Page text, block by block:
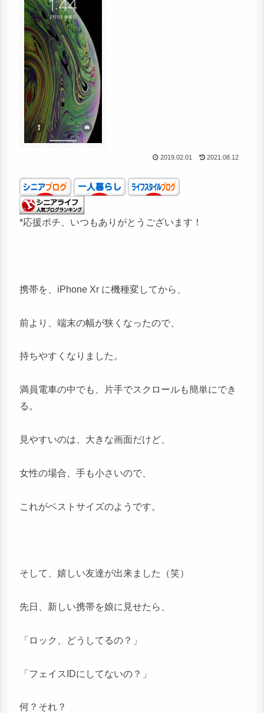
2019.02.01 2021.08.12
*応援ポチ、いつもありがとうございます！
携帯を、iPhone Xr に機種変してから、
前より、端末の幅が狭くなったので、
持ちやすくなりました。
満員電車の中でも、片手でスクロールも簡単にでき
る。
見やすいのは、大きな画面だけど、
女性の場合、手も小さいので、
これがベストサイズのようです。
そして、嬉しい友達が出来ました（笑）
先日、新しい携帯を娘に見せたら、
「ロック、どうしてるの？」
「フェイスIDにしてないの？」
何？それ？